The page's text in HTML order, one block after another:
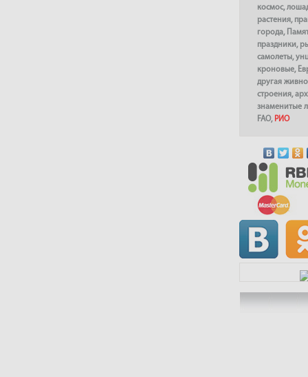
космос,
растения,
города,
праздники,
самолеты,
кроновые,
другая
строения,
знаменитые
FAO, РИО